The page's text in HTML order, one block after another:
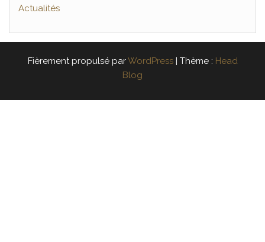
Actualités
Fièrement propulsé parWordPress Thème : Head
Blog